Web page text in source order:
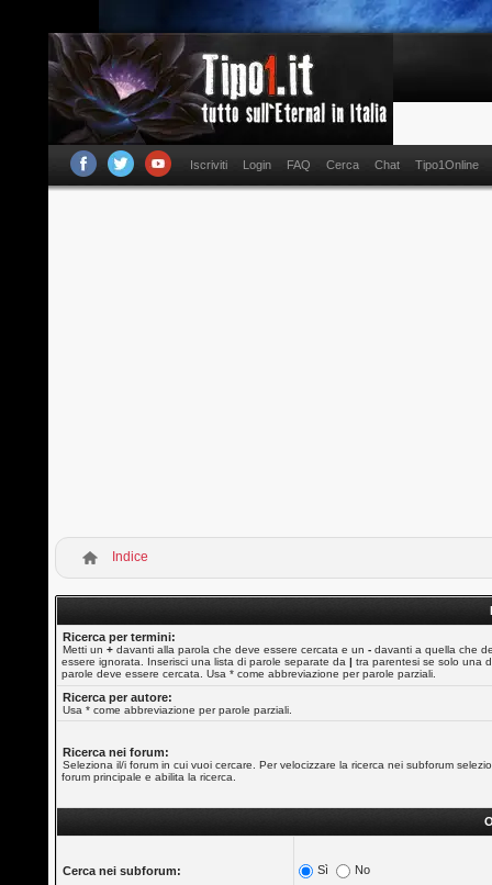
Iscriviti Login FAQ Cerca Chat Tipo1Online
Indice
Ricerca per termini:
Metti un+ davanti alla parola che deve essere cercata e un- davanti a quella che
essere ignorata. Inserisci una lista di parole separate da| tra parentesi se solo una
parole deve essere cercata. Usa * come abbreviazione per parole parziali.
Ricerca per autore:
Usa * come abbreviazione per parole parziali.
Ricerca nei forum:
Seleziona il/i forum in cui vuoi cercare. Per velocizzare la ricerca nei subforum
forum principale e abilita la ricerca.
Cerca nei subforum: Sì No